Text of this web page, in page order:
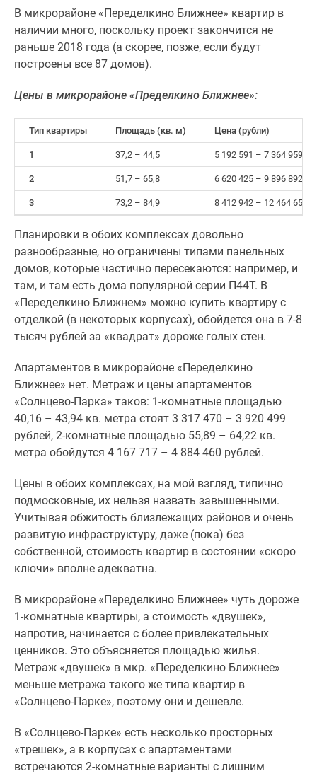
В микрорайоне «Переделкино Ближнее» квартир в
наличии много, поскольку проект закончится не
раньше 2018 года (а скорее, позже, если будут
построены все 87 домов).
Цены в микрорайоне «Пределкино Ближнее»:
Тип квартиры Площадь (кв. м) Цена (рубли)
1 37,2 – 44,5 5 192 591 – 7 364 959
2 51,7 – 65,8 6 620 425 – 9 896 892
3 73,2 – 84,9 8 412 942 – 12 464 656
Планировки в обоих комплексах довольно
разнообразные, но ограничены типами панельных
домов, которые частично пересекаются: например, и
там, и там есть дома популярной серии П44Т. В
«Переделкино Ближнем» можно купить квартиру с
отделкой (в некоторых корпусах), обойдется она в 7-8
тысяч рублей за «квадрат» дороже голых стен.
Апартаментов в микрорайоне «Переделкино
Ближнее» нет. Метраж и цены апартаментов
«Солнцево-Парка» таков: 1-комнатные площадью
40,16 – 43,94 кв. метра стоят 3 317 470 – 3 920 499
рублей, 2-комнатные площадью 55,89 – 64,22 кв.
метра обойдутся 4 167 717 – 4 884 460 рублей.
Цены в обоих комплексах, на мой взгляд, типично
подмосковные, их нельзя назвать завышенными.
Учитывая обжитость близлежащих районов и очень
развитую инфраструктуру, даже (пока) без
собственной, стоимость квартир в состоянии «скоро
ключи» вполне адекватна.
В микрорайоне «Переделкино Ближнее» чуть дороже
1-комнатные квартиры, а стоимость «двушек»,
напротив, начинается с более привлекательных
ценников. Это объясняется площадью жилья.
Метраж «двушек» в мкр. «Переделкино Ближнее»
меньше метража такого же типа квартир в
«Солнцево-Парке», поэтому они и дешевле.
В «Солнцево-Парке» есть несколько просторных
«трешек», а в корпусах с апартаментами
встречаются 2-комнатные варианты с лишним